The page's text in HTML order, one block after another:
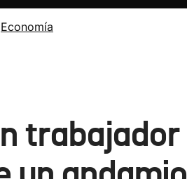
Economía